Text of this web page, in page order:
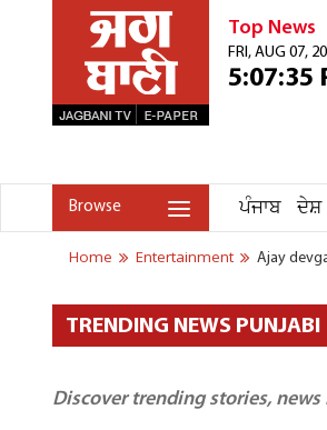
Top News
FRI, AUG 07,
5:07:35
Browse ਪੰਜਾਬ ਦੇਸ਼
Home Entertainment Ajay
TRENDING NEWS PUNJABI
Discover trending stories,